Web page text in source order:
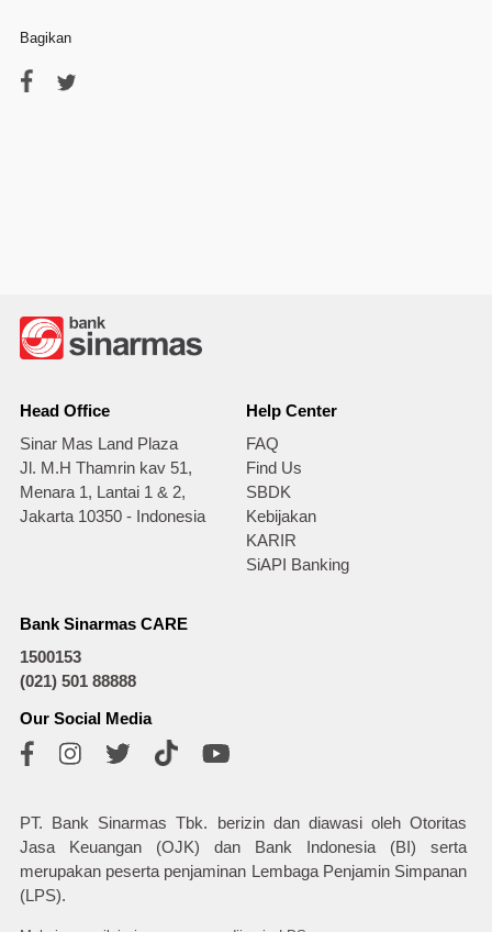
Bagikan
Head Office
Sinar Mas Land Plaza
Jl. M.H Thamrin kav 51,
Menara 1, Lantai 1 & 2,
Jakarta 10350 - Indonesia
Help Center
FAQ
Find Us
SBDK
Kebijakan
KARIR
SiAPI Banking
Bank Sinarmas CARE
1500153
(021) 501 88888
Our Social Media
PT. Bank Sinarmas Tbk. berizin dan diawasi oleh Otoritas
Jasa Keuangan (OJK) dan Bank Indonesia (BI) serta
merupakan peserta penjaminan Lembaga Penjamin Simpanan
(LPS).